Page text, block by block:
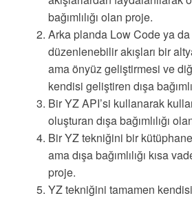
bağımlılığı olan proje.
Arka planda Low Code ya
düzenlenebilir akışları bir
ama önyüz geliştirmesi ve
kendisi geliştiren dışa
Bir YZ API’si kullanarak
oluşturan dışa bağımlılığı
Bir YZ tekniğini bir
ama dışa bağımlılığı kısa
proje.
YZ tekniğini tamamen